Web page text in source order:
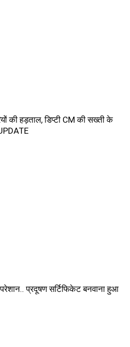
की हड़ताल, डिप्टी CM की सख्ती के
प्रदूषण सर्टिफिकेट बनवाना हुआ